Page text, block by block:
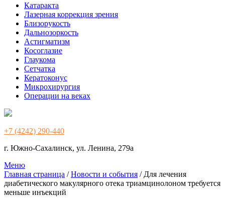
Катаракта
Лазерная коррекция зрения
Близорукость
Дальнозоркость
Астигматизм
Косоглазие
Глаукома
Сетчатка
Кератоконус
Микрохирургия
Операции на веках
+7 (4242) 290-440
г. Южно-Сахалинск, ул. Ленина, 279а
Меню
Главная страница /Новости и события / Для лечения
диабетического макулярного отека триамцинолоном требуется
меньше инъекций